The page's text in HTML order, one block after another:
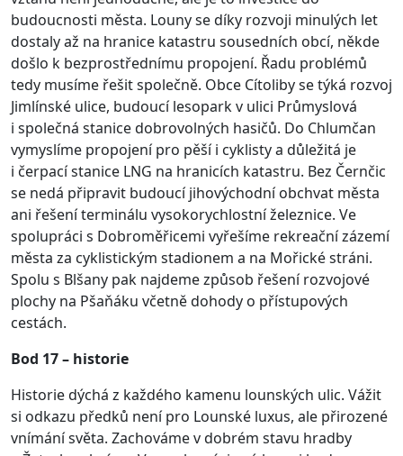
budoucnosti města. Louny se díky rozvoji minulých let
dostaly až na hranice katastru sousedních obcí, někde
došlo k bezprostřednímu propojení. Řadu problémů
tedy musíme řešit společně. Obce Cítoliby se týká rozvoj
Jimlínské ulice, budoucí lesopark v ulici Průmyslová
i společná stanice dobrovolných hasičů. Do Chlumčan
vymyslíme propojení pro pěší i cyklisty a důležitá je
i čerpací stanice LNG na hranicích katastru. Bez Černčic
se nedá připravit budoucí jihovýchodní obchvat města
ani řešení terminálu vysokorychlostní železnice. Ve
spolupráci s Dobroměřicemi vyřešíme rekreační zázemí
města za cyklistickým stadionem a na Mořické stráni.
Spolu s Blšany pak najdeme způsob řešení rozvojové
plochy na Pšaňáku včetně dohody o přístupových
cestách.
Bod 17 – historie
Historie dýchá z každého kamenu lounských ulic. Vážit
si odkazu předků není pro Lounské luxus, ale přirozené
vnímání světa. Zachováme v dobrém stavu hradby